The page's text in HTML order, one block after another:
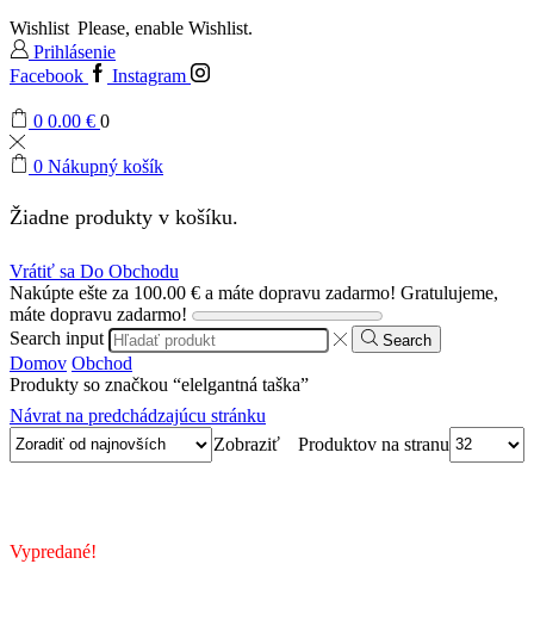
Wishlist Please, enable Wishlist.
Prihlásenie
Facebook
Instagram
0 0.00 € 0
0 Nákupný košík
Žiadne produkty v košíku.
Vrátiť sa Do Obchodu
Nakúpte ešte za 100.00 € a máte dopravu zadarmo! Gratulujeme,
máte dopravu zadarmo!
Search input
Search
Domov Obchod
Produkty so značkou “elelgantná taška”
Návrat na predchádzajúcu stránku
Zobraziť
Produktov na stranu
Vypredané!